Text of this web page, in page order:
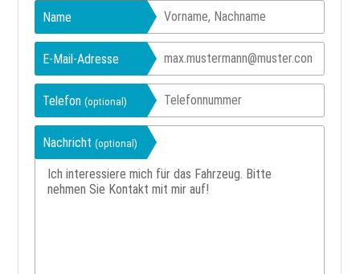
Name
E-Mail-Adresse
Telefon(optional)
Nachricht(optional)